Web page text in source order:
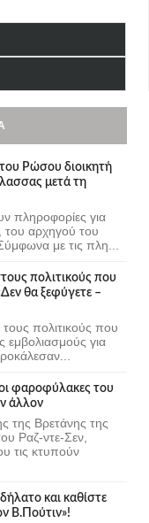
Ρώσου διοικητή
μετά τη
πληροφορίες για
αρχηγού του
με τις πλη...
πολιτικούς που
θα ξεφύγετε –
πολιτικούς που
εμβολιασμούς για
φαροφύλακες του
άλλον
της Βρετάνης της
Ραζ-ντε-Σεν,
τις κτυπούν
και καθίστε
Β.Πούτιν»!